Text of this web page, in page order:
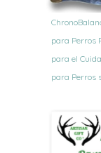
para Perros
para el
para Perros